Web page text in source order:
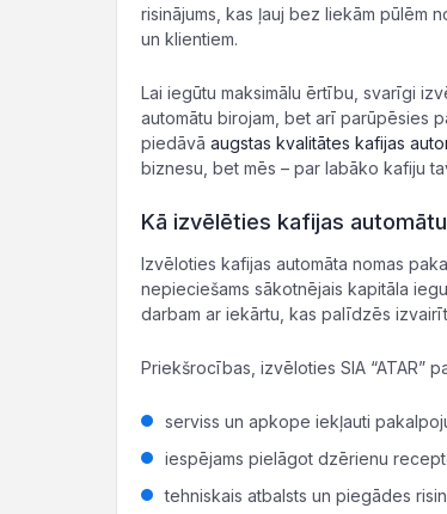
risinājums, kas ļauj bez liekām pūlēm
un klientiem.
Lai iegūtu maksimālu ērtību, svarīgi
automātu birojam, bet arī parūpēsies
piedāvā augstas kvalitātes kafijas
biznesu, bet mēs – par labāko kafiju
Kā izvēlēties kafijas
Izvēloties kafijas automāta nomas
nepieciešams sākotnējais kapitāla
darbam ar iekārtu, kas palīdzēs
Priekšrocības, izvēloties SIA “ATAR”
serviss un apkope iekļauti
iespējams pielāgot dzērienu
tehniskais atbalsts un piegādes